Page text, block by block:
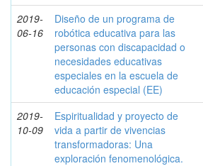
2019-
06-16
Diseño de un programa de
robótica educativa para las
personas con discapacidad o
necesidades educativas
especiales en la escuela de
educación especial (EE)
2019-
10-09
Espiritualidad y proyecto de
vida a partir de vivencias
transformadoras: Una
exploración fenomenológica.